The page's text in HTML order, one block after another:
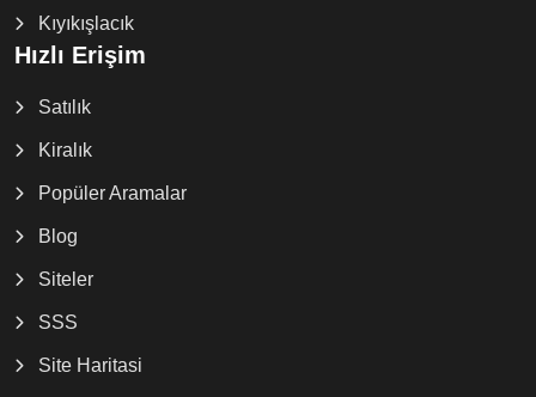
Kıyıkışlacık
Hızlı Erişim
Satılık
Kiralık
Popüler Aramalar
Blog
Siteler
SSS
Site Haritasi